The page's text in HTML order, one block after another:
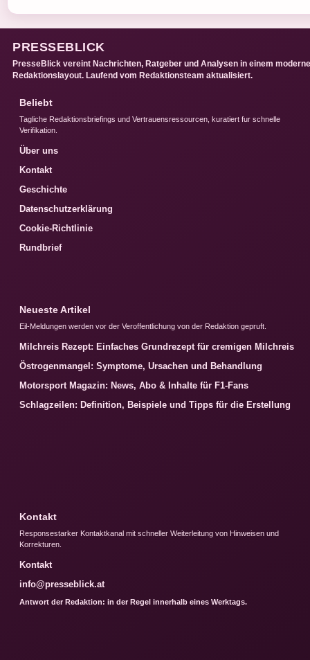
PRESSEBLICK
PresseBlick vereint Nachrichten, Ratgeber und Analysen in einem
Redaktionslayout. Laufend vom Redaktionsteam aktualisiert.
Beliebt
Tagliche Redaktionsbriefings und Vertrauensressourcen, kuratiert fur schnelle
Verifikation.
Über uns
Kontakt
Geschichte
Datenschutzerklärung
Cookie-Richtlinie
Rundbrief
Neueste Artikel
Eil-Meldungen werden vor der Veroffentlichung von der Redaktion gepruft.
Milchreis Rezept: Einfaches Grundrezept für cremigen Milchreis
Östrogenmangel: Symptome, Ursachen und Behandlung
Motorsport Magazin: News, Abo & Inhalte für F1-Fans
Schlagzeilen: Definition, Beispiele und Tipps für die Erstellung
Kontakt
Responsestarker Kontaktkanal mit schneller Weiterleitung von Hinweisen und
Korrekturen.
Kontakt
info@presseblick.at
Antwort der Redaktion: in der Regel innerhalb eines Werktags.